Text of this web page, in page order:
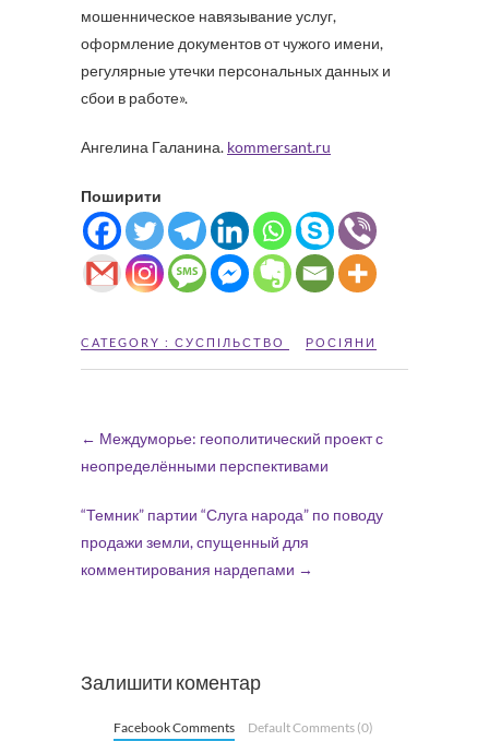
мошенническое навязывание услуг,
оформление документов от чужого имени,
регулярные утечки персональных данных и
сбои в работе».
Ангелина Галанина. kommersant.ru
Поширити
CATEGORY : СУСПІЛЬСТВО РОСІЯНИ
← Междуморье: геополитический проект с
неопределёнными перспективами
“Темник” партии “Слуга народа” по поводу
продажи земли, спущенный для
комментирования нардепами →
Залишити коментар
Facebook Comments Default Comments (0)